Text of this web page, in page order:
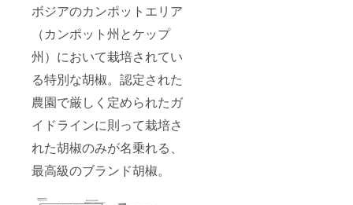
ボジアのカンポットエリア
（カンポット州とケップ
州）において栽培されてい
る特別な胡椒。認定された
農園で厳しく定められたガ
イドラインに則って栽培さ
れた胡椒のみが名乗れる、
最高級のブランド胡椒。